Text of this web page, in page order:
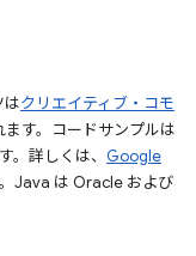
はクリエイティブ・コモ
す。コードサンプルは
。詳しくは、 Google
Java は Oracle および